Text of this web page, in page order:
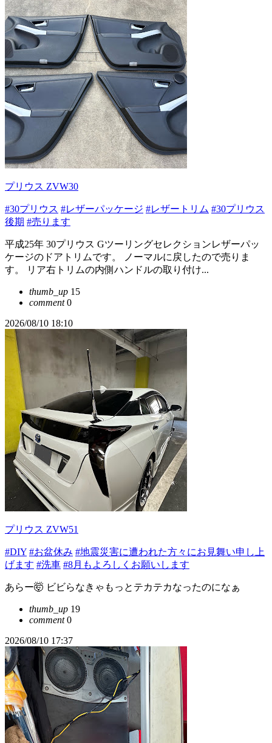
プリウス ZVW30
#30プリウス #レザーパッケージ #レザートリム #30プリウス
後期 #売ります
平成25年 30プリウス Gツーリングセレクションレザーパッ
ケージのドアトリムです。 ノーマルに戻したので売りま
す。 リア右トリムの内側ハンドルの取り付け...
thumb_up 15
comment0
2026/08/10 18:10
プリウス ZVW51
#DIY #お盆休み #地震災害に遭われた方々にお見舞い申し上
げます #洗車 #8月もよろしくお願いします
あらー🤯 ビビらなきゃもっとテカテカなったのになぁ
thumb_up 19
comment0
2026/08/10 17:37